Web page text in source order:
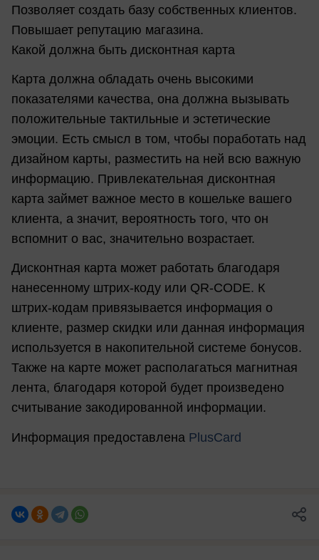
Позволяет создать базу собственных клиентов.
Повышает репутацию магазина.
Какой должна быть дисконтная карта
Карта должна обладать очень высокими
показателями качества, она должна вызывать
положительные тактильные и эстетические
эмоции. Есть смысл в том, чтобы поработать над
дизайном карты, разместить на ней всю важную
информацию. Привлекательная дисконтная
карта займет важное место в кошельке вашего
клиента, а значит, вероятность того, что он
вспомнит о вас, значительно возрастает.
Дисконтная карта может работать благодаря
нанесенному штрих-коду или QR-CODE. К
штрих-кодам привязывается информация о
клиенте, размер скидки или данная информация
используется в накопительной системе бонусов.
Также на карте может располагаться магнитная
лента, благодаря которой будет произведено
считывание закодированной информации.
Информация предоставлена PlusCard